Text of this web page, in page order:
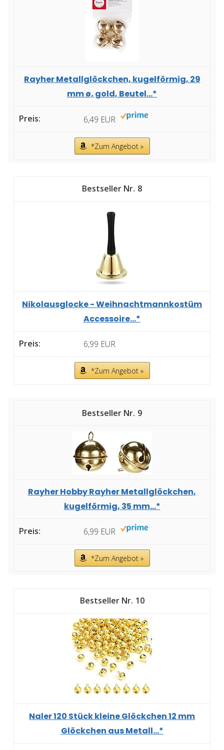
Rayher Metallglöckchen, kugelförmig, 29
mm ø, gold, Beutel...*
6,49 EUR
*Zum Angebot »
8
Nikolausglocke - Weihnachtmannkostüm
Accessoire...*
6,99 EUR
*Zum Angebot »
9
Rayher Hobby Rayher Metallglöckchen,
kugelförmig, 35 mm...*
6,99 EUR
*Zum Angebot »
10
Naler 120 Stück kleine Glöckchen 12 mm
Glöckchen aus Metall...*